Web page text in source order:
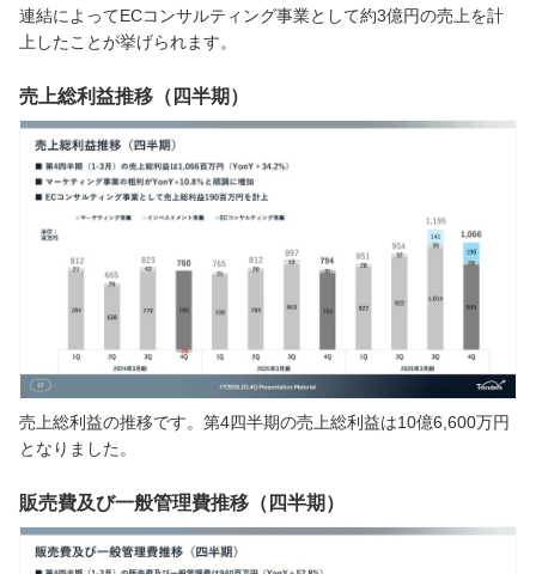
連結によってECコンサルティング事業として約3億円の売上を計
上したことが挙げられます。
売上総利益推移（四半期）
売上総利益の推移です。第4四半期の売上総利益は10億6,600万円
となりました。
販売費及び一般管理費推移（四半期）